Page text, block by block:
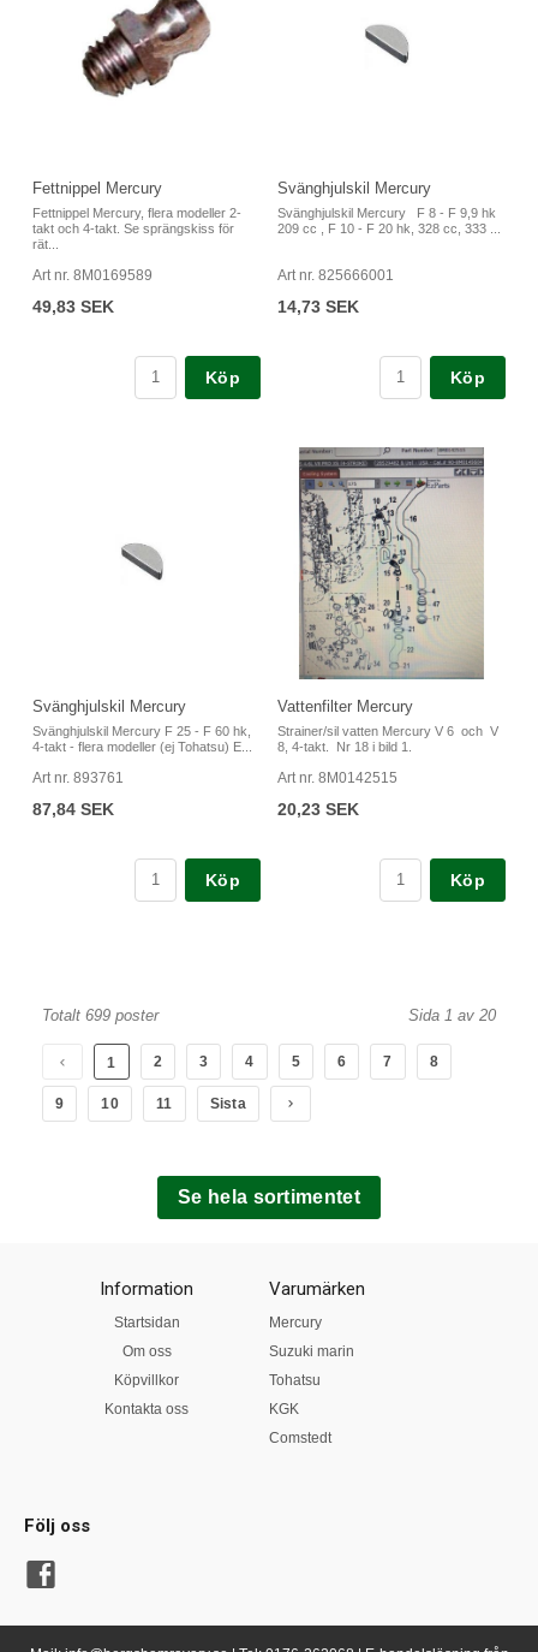
Fettnippel Mercury
Fettnippel Mercury, flera modeller 2-
takt och 4-takt. Se sprängskiss för
rät...
Art nr. 8M0169589
49,83 SEK
Köp
Svänghjulskil Mercury
Svänghjulskil Mercury F 8 - F 9,9 hk
209 cc , F 10 - F 20 hk, 328 cc, 333 ...
Art nr. 825666001
14,73 SEK
Köp
Svänghjulskil Mercury
Svänghjulskil Mercury F 25 - F 60 hk,
4-takt - flera modeller (ej Tohatsu) E...
Art nr. 893761
87,84 SEK
Köp
Vattenfilter Mercury
Strainer/sil vatten Mercury V 6 och V
8, 4-takt. Nr 18 i bild 1.
Art nr. 8M0142515
20,23 SEK
Köp
Totalt 699 poster Sida 1 av 20
1 2 3 4 5 6 7 8
9 10 11 Sista
Se hela sortimentet
Information
Startsidan
Om oss
Köpvillkor
Kontakta oss
Varumärken
Mercury
Suzuki marin
Tohatsu
KGK
Comstedt
Följ oss